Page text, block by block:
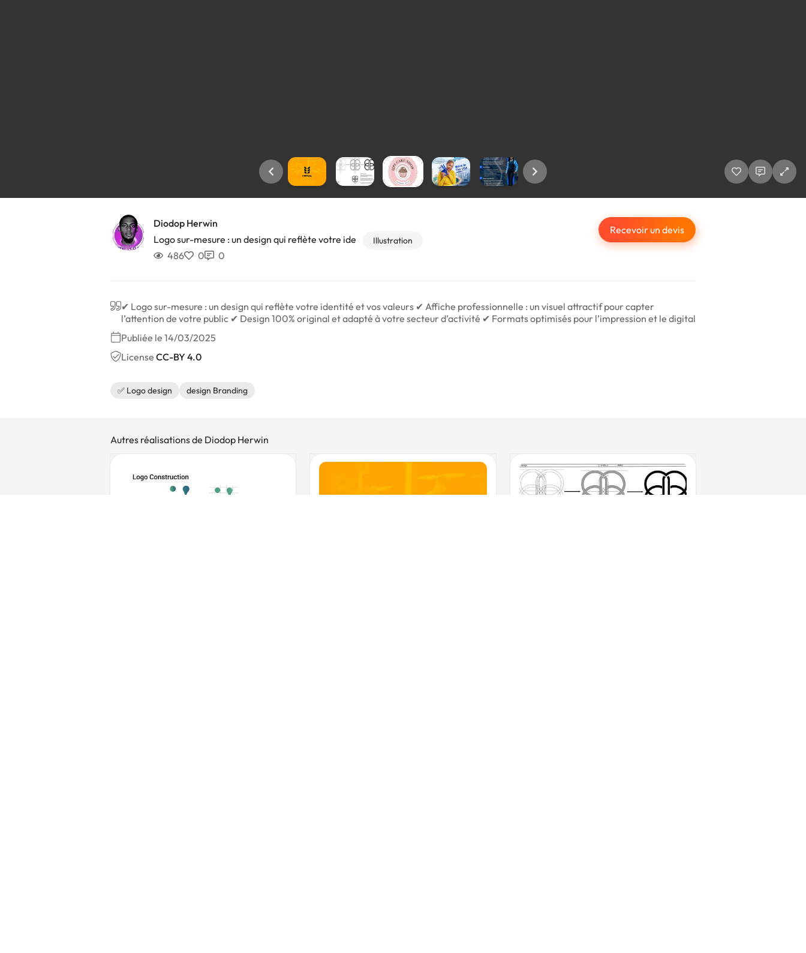
Diodop Herwin
Logo sur-mesure : un design qui reflète votre ide
Illustration
486 0 0
Recevoir un devis
✔ Logo sur-mesure : un design qui reflète votre identité et vos valeurs ✔ Affiche professionnelle : un visuel attractif pour capter
l’attention de votre public ✔ Design 100% original et adapté à votre secteur d’activité ✔ Formats optimisés pour l’impression et le digital
Publiée le 14/03/2025
License CC-BY 4.0
✅ Logo design design Branding
Autres réalisations de Diodop Herwin